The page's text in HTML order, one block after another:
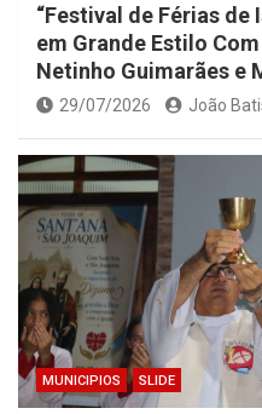
“Festival de Férias de
em Grande Estilo
Netinho Guimarães e
29/07/2026 João
MUNICIPIOS SLIDE